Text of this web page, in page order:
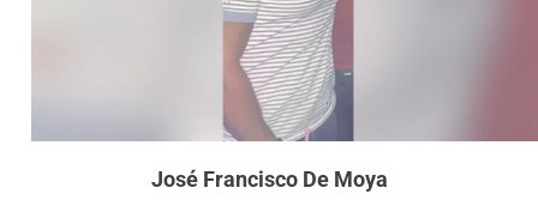
José Francisco De Moya